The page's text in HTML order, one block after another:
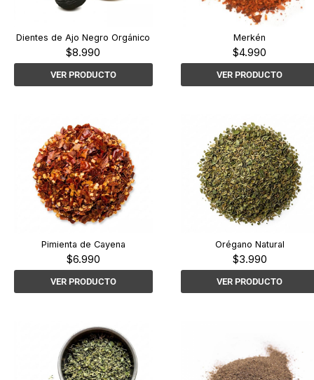
Dientes de Ajo Negro Orgánico
$8.990
VER PRODUCTO
Merkén
$4.990
VER PRODUCTO
Pimienta de Cayena
$6.990
VER PRODUCTO
Orégano Natural
$3.990
VER PRODUCTO